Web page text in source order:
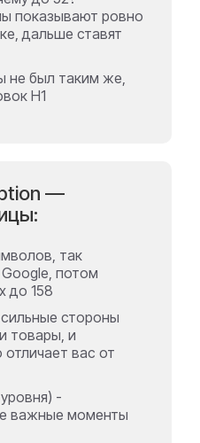
показывают ровно
дальше ставят
не был таким же,
H1
—
так
потом
до 158
стороны
товары, и
отличает вас от
-
важные моменты